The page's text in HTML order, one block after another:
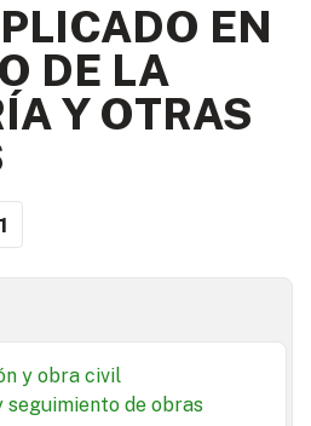
EN
DE LA
Y OTRAS
y obra civil
seguimiento de obras